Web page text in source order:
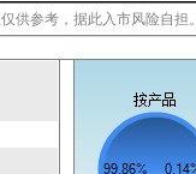
供参考，据此入市风险自担。